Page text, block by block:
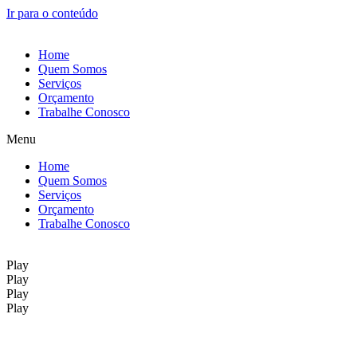
Ir para o conteúdo
Home
Quem Somos
Serviços
Orçamento
Trabalhe Conosco
Menu
Home
Quem Somos
Serviços
Orçamento
Trabalhe Conosco
Play
Play
Play
Play